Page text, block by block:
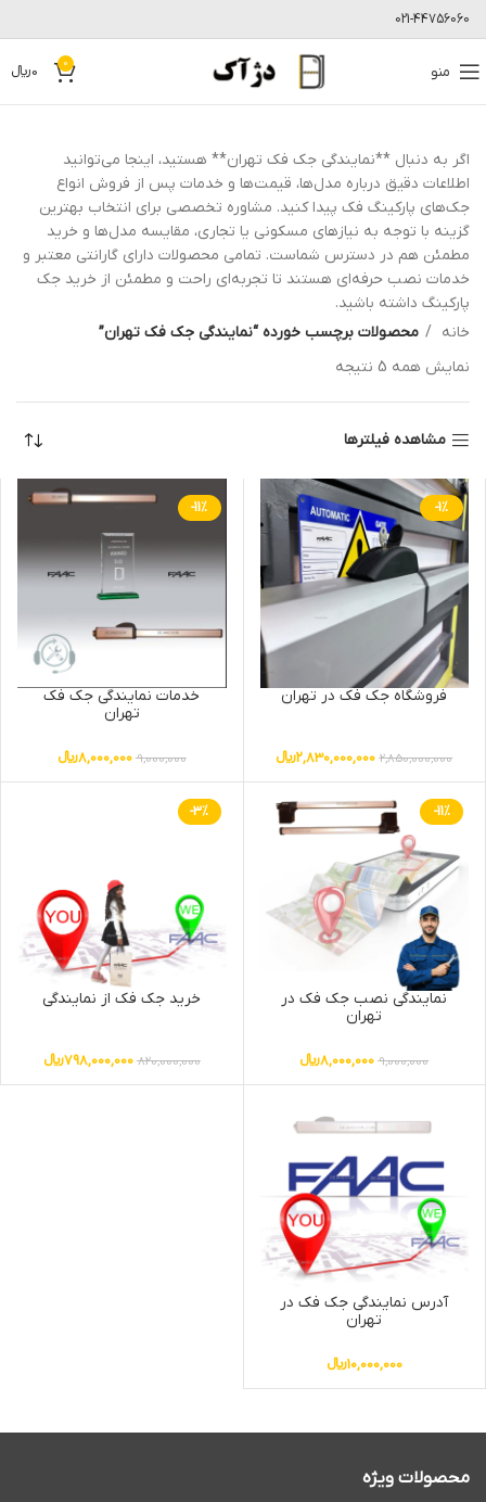
021-44756060
منو 0
0﷼
اگر به دنبال **نمایندگی جک فک تهران** هستید، اینجا می‌توانید
اطلاعات دقیق درباره مدل‌ها، قیمت‌ها و خدمات پس از فروش انواع
جک‌های پارکینگ فک پیدا کنید. مشاوره تخصصی برای انتخاب بهترین
گزینه با توجه به نیازهای مسکونی یا تجاری، مقایسه مدل‌ها و خرید
مطمئن هم در دسترس شماست. تمامی محصولات دارای گارانتی معتبر و
خدمات نصب حرفه‌ای هستند تا تجربه‌ای راحت و مطمئن از خرید جک
پارکینگ داشته باشید.
خانه
محصولات برچسب خورده “نمایندگی جک فک تهران”
نمایش همه 5 نتیجه
مشاهده فیلترها
-1%
فروشگاه جک فک در تهران
2,850,000,000
2,830,000,000﷼
-11%
خدمات نمایندگی جک فک
تهران
9,000,000
8,000,000﷼
-11%
نمایندگی نصب جک فک در
تهران
9,000,000
8,000,000﷼
-3%
خرید جک فک از نمایندگی
820,000,000
798,000,000﷼
آدرس نمایندگی جک فک در
تهران
10,000,000﷼
محصولات ویژه